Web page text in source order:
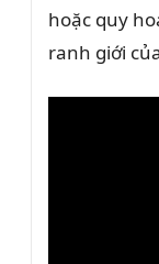
hoặc quy
ranh giới